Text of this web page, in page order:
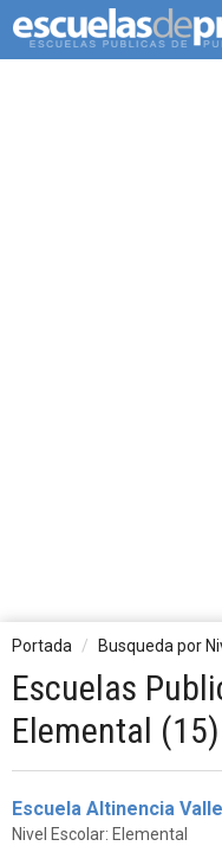
Portada Busqueda por
Escuelas
Elemental (15)
Escuela Altinencia Valle
Nivel Escolar: Elemental